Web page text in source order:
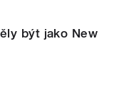
být jako New